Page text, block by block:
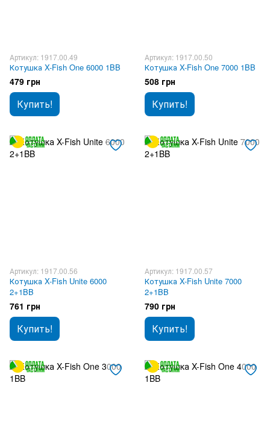
Артикул: 1917.00.49
Котушка X-Fish One 6000 1BB
479 грн
Купить!
Артикул: 1917.00.50
Котушка X-Fish One 7000 1BB
508 грн
Купить!
Артикул: 1917.00.56
Котушка X-Fish Unite 6000
2+1BB
761 грн
Купить!
Артикул: 1917.00.57
Котушка X-Fish Unite 7000
2+1BB
790 грн
Купить!